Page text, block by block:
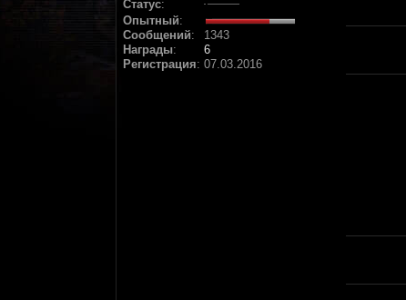
Статус:
Опытный:
Сообщений:
1343
Награды:
6
Регистрация: 07.03.2016